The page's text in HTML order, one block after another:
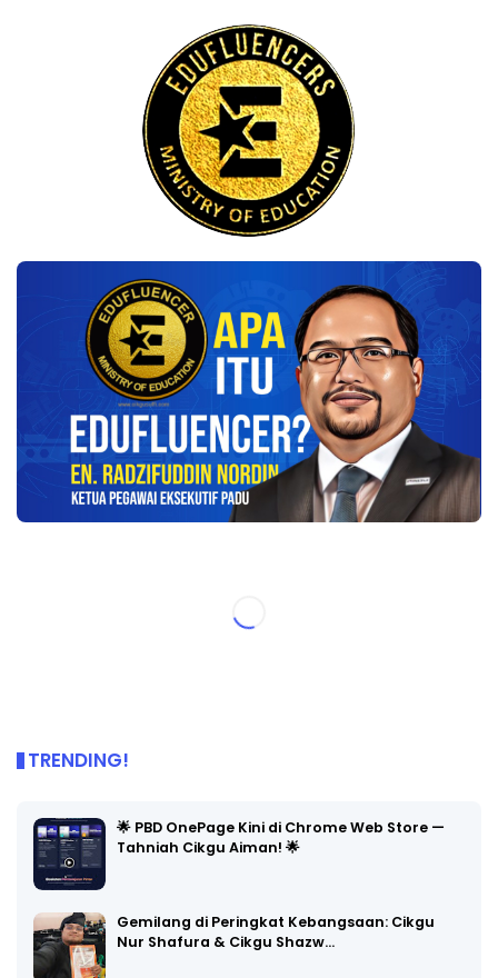
TRENDING!
🌟 PBD OnePage Kini di Chrome Web Store —
Tahniah Cikgu Aiman! 🌟
Gemilang di Peringkat Kebangsaan: Cikgu
Nur Shafura & Cikgu Shazw…